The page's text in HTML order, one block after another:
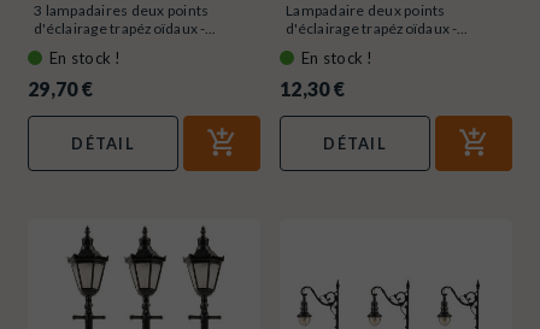
3 lampadaires deux points
d'éclairage trapézoïdaux -...
En stock !
29,70 €
DÉTAIL
Lampadaire deux points
d'éclairage trapézoïdaux -...
En stock !
12,30 €
DÉTAIL